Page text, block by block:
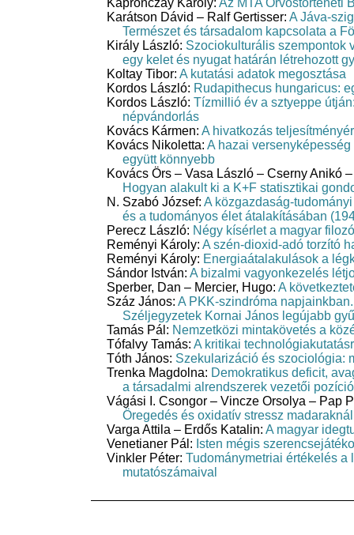
Kapronczay Károly: Az MTA Orvostörténeti
Karátson Dávid – Ralf Gertisser: A Jáva-
Természet és társadalom kapcsolata a
Király László: Szociokulturális szempontok
egy kelet és nyugat határán létrehozott
Koltay Tibor: A kutatási adatok megosztása
Kordos László: Rudapithecus hungaricus:
Kordos László: Tízmillió év a sztyeppe
népvándorlás
Kovács Kármen: A hivatkozás
Kovács Nikoletta: A hazai
együtt könnyebb
Kovács Örs – Vasa László – Cserny Anikó
Hogyan alakult ki a K+F statisztikai
N. Szabó József: A közgazdaság-
és a tudományos élet átalakításában
Perecz László: Négy kísérlet a magyar
Reményi Károly: A szén-dioxid-adó torzító
Reményi Károly: Energiaátalakulások a
Sándor István: A bizalmi vagyonkezelés
Sperber, Dan – Mercier, Hugo: A
Száz János: A PKK-szindróma napjainkban.
Széljegyzetek Kornai János legújabb
Tamás Pál: Nemzetközi mintakövetés a
Tófalvy Tamás: A kritikai
Tóth János: Szekularizáció és szociológia:
Trenka Magdolna: Demokratikus deficit,
a társadalmi alrendszerek vezetői
Vágási I. Csongor – Vincze Orsolya – Pap
Öregedés és oxidatív stressz madaraknál
Varga Attila – Erdős Katalin: A magyar
Venetianer Pál: Isten mégis
Vinkler Péter: Tudománymetriai értékelés
mutatószámaival